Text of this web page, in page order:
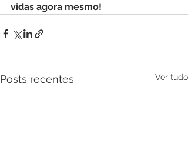
vidas agora mesmo!
Posts recentes Ver tudo